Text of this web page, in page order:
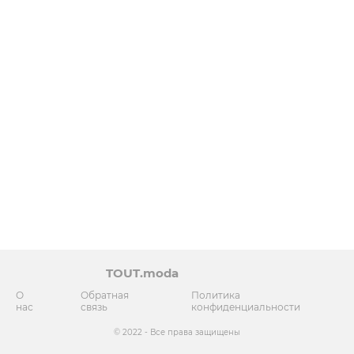
TOUT.moda
О
нас
Обратная
связь
Политика
конфиденциальности
© 2022 - Все права защищены